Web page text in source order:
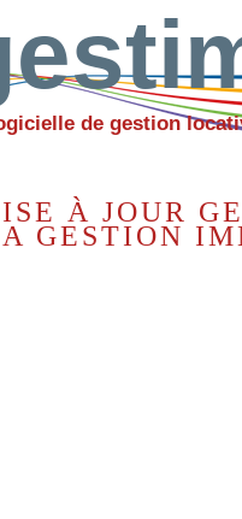
gestion
À JOUR
GESTION